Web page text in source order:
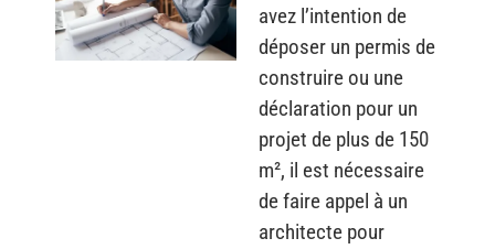
avez l’intention de
déposer un permis de
construire ou une
déclaration pour un
projet de plus de 150
m², il est nécessaire
de faire appel à un
architecte pour